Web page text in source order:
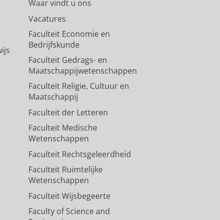
Waar vindt u ons
Vacatures
Faculteit Economie en
Bedrijfskunde
Faculteit Gedrags- en
Maatschappijwetenschappen
Faculteit Religie, Cultuur en
Maatschappij
Faculteit der Letteren
Faculteit Medische
Wetenschappen
Faculteit Rechtsgeleerdheid
Faculteit Ruimtelijke
Wetenschappen
Faculteit Wijsbegeerte
Faculty of Science and